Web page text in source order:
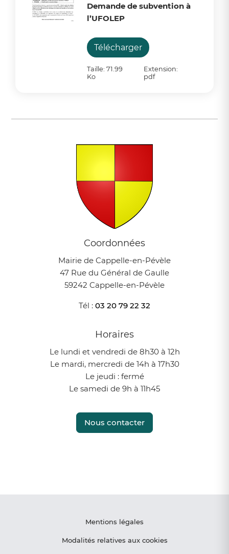
Demande de subvention à
l’UFOLEP
Télécharger
Taille: 71.99
Ko
Extension:
pdf
Coordonnées
Mairie de Cappelle-en-Pévèle
47 Rue du Général de Gaulle
59242 Cappelle-en-Pévèle
Tél : 03 20 79 22 32
Horaires
Le lundi et vendredi de 8h30 à 12h
Le mardi, mercredi de 14h à 17h30
Le jeudi : fermé
Le samedi de 9h à 11h45
Nous contacter
Mentions légales
Modalités relatives aux cookies